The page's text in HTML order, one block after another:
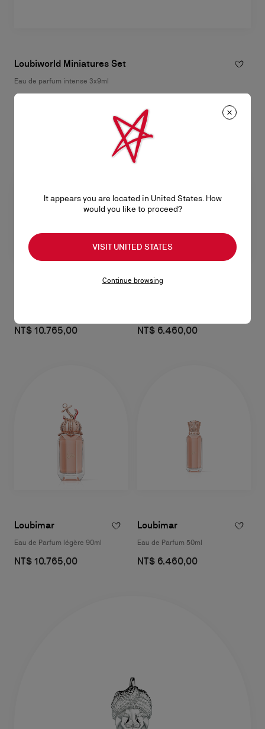
Loubiworld Miniatures Set
Eau de parfum intense 3x9ml
NT$ 5.500,00
NT$ 10.765,00 NT$ 6.460,00
Loubimar
Eau de Parfum légère 90ml
NT$ 10.765,00
Loubimar
Eau de Parfum 50ml
NT$ 6.460,00
It appears you are located in United States. How
would you like to proceed?
VISIT UNITED STATES
Continue browsing